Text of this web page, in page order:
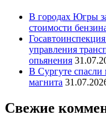
В городах Югры
стоимости
управления
опьянения
В Сургуте
магнита
Свежие